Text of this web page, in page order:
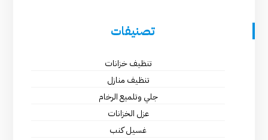
تصنيفات
تنظيف خزانات
تنظيف منازل
جلي وتلميع الرخام
عزل الخزانات
غسيل كنب